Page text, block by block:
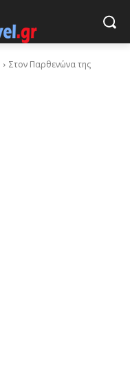
Στον Παρθενώνα της